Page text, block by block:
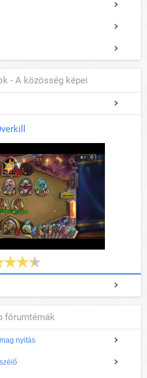
- A közösség képei
fórumtémák
nyitás